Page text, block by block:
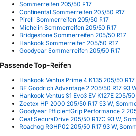
Sommerreifen 205/50 R17
Continental Sommerreifen 205/50 R17
Pirelli Sommerreifen 205/50 R17
Michelin Sommerreifen 205/50 R17
Bridgestone Sommerreifen 205/50 R17
Hankook Sommerreifen 205/50 R17
Goodyear Sommerreifen 205/50 R17
Passende Top-Reifen
Hankook Ventus Prime 4 K135 205/50
BF Goodrich Advantage 2 205/50 R17 93
Hankook Ventus S1 Evo3 EV K127E 205/
Zeetex HP 2000 205/50 R17 93 W,
Goodyear EfficientGrip Performance 2
Ceat SecuraDrive 205/50 R17C 93 W,
Roadhog RGHP02 205/50 R17 93 W,